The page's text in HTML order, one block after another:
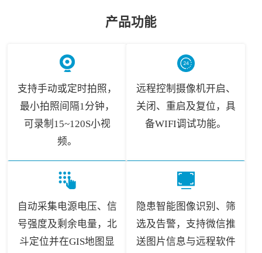
产品功能
支持手动或定时拍照，
最小拍照间隔1分钟，
可录制15~120S小视
频。
远程控制摄像机开启、
关闭、重启及复位，具
备WIFI调试功能。
自动采集电源电压、信
号强度及剩余电量，北
斗定位并在GIS地图显
隐患智能图像识别、筛
选及告警，支持微信推
送图片信息与远程软件